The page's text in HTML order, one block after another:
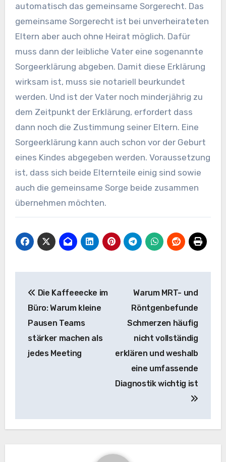
automatisch das gemeinsame Sorgerecht. Das
gemeinsame Sorgerecht ist bei unverheirateten
Eltern aber auch ohne Heirat möglich. Dafür
muss dann der leibliche Vater eine sogenannte
Sorgeerklärung abgeben. Damit diese Erklärung
wirksam ist, muss sie notariell beurkundet
werden. Und ist der Vater noch minderjährig zu
dem Zeitpunkt der Erklärung, erfordert dass
dann noch die Zustimmung seiner Eltern. Eine
Sorgeerklärung kann auch schon vor der Geburt
eines Kindes abgegeben werden. Voraussetzung
ist, dass sich beide Elternteile einig sind sowie
auch die gemeinsame Sorge beide zusammen
übernehmen möchten.
Die Kaffeeecke im
Büro: Warum kleine
Pausen Teams
stärker machen als
jedes Meeting
Warum MRT- und
Röntgenbefunde
Schmerzen häufig
nicht vollständig
erklären und weshalb
eine umfassende
Diagnostik wichtig ist